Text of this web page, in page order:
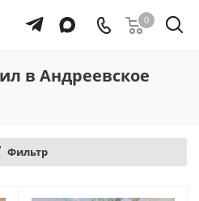
0
в Андреевское
Фильтр